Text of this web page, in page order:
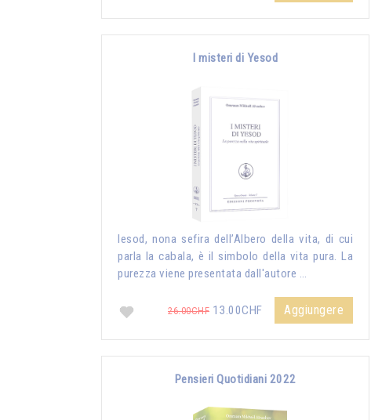
I misteri di Yesod
Iesod, nona sefira dell’Albero della vita, di cui
parla la cabala, è il simbolo della vita pura. La
purezza viene presentata dall'autore …
26.00CHF 13.00CHF Aggiungere
Pensieri Quotidiani 2022